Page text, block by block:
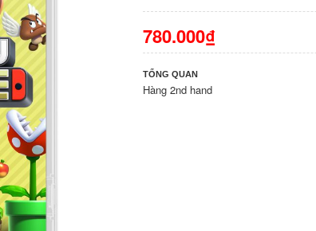
780.000₫
TỔNG QUAN
Hàng 2nd hand